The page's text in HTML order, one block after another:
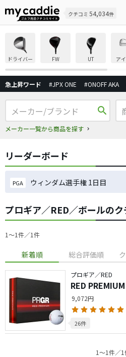
クチコミ 54,034件
ドライバー FW UT ア
急上昇ワード #JPX ONE #ONOFF AKA
search
メーカー一覧から商品を探す
リーダーボード
PGA ウィンダム選手権 1日目
プロギア／RED／ボールの
1〜1件／1件
新着順 総合評価順
プロギア／RED
RED
9,072円
26件
1〜1件／1